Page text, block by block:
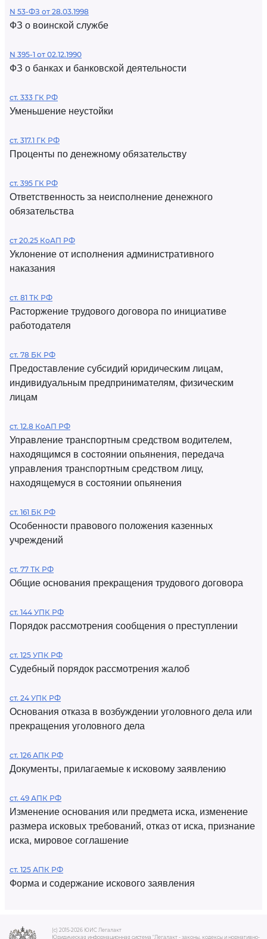
N 53-ФЗ от 28.03.1998
ФЗ о воинской службе
N 395-1 от 02.12.1990
ФЗ о банках и банковской деятельности
ст. 333 ГК РФ
Уменьшение неустойки
ст. 317.1 ГК РФ
Проценты по денежному обязательству
ст. 395 ГК РФ
Ответственность за неисполнение денежного
обязательства
ст 20.25 КоАП РФ
Уклонение от исполнения административного
наказания
ст. 81 ТК РФ
Расторжение трудового договора по инициативе
работодателя
ст. 78 БК РФ
Предоставление субсидий юридическим лицам,
индивидуальным предпринимателям, физическим
лицам
ст. 12.8 КоАП РФ
Управление транспортным средством водителем,
находящимся в состоянии опьянения, передача
управления транспортным средством лицу,
находящемуся в состоянии опьянения
ст. 161 БК РФ
Особенности правового положения казенных
учреждений
ст. 77 ТК РФ
Общие основания прекращения трудового договора
ст. 144 УПК РФ
Порядок рассмотрения сообщения о преступлении
ст. 125 УПК РФ
Судебный порядок рассмотрения жалоб
ст. 24 УПК РФ
Основания отказа в возбуждении уголовного дела или
прекращения уголовного дела
ст. 126 АПК РФ
Документы, прилагаемые к исковому заявлению
ст. 49 АПК РФ
Изменение основания или предмета иска, изменение
размера исковых требований, отказ от иска, признание
иска, мировое соглашение
ст. 125 АПК РФ
Форма и содержание искового заявления
(c) 2015-2026 ЮИС Легалакт
Юридическая информационная система "Легалакт - законы, кодексы и нормативно-